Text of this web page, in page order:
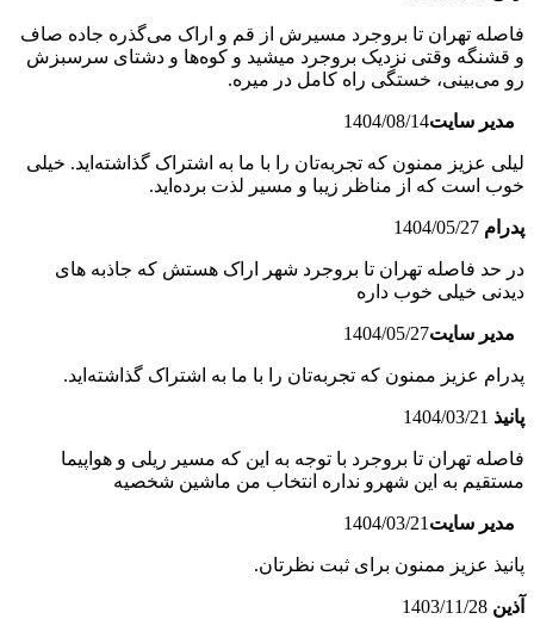
فاصله تهران تا بروجرد مسیرش از قم و اراک می‌گذره جاده صاف
و قشنگه وقتی نزدیک بروجرد میشید و کوه‌ها و دشتای سرسبزش
رو می‌بینی، خستگی راه کامل در میره.
مدیر سایت1404/08/14
لیلی عزیز ممنون که تجربه‌تان را با ما به اشتراک گذاشته‌اید. خیلی
خوب است که از مناظر زیبا و مسیر لذت برده‌اید.
پدرام 1404/05/27
در حد فاصله تهران تا بروجرد شهر اراک هستش که جاذبه های
دیدنی خیلی خوب داره
مدیر سایت1404/05/27
پدرام عزیز ممنون که تجربه‌تان را با ما به اشتراک گذاشته‌اید.
پانیذ 1404/03/21
فاصله تهران تا بروجرد با توجه به این که مسیر ریلی و هواپیما
مستقیم به این شهرو نداره انتخاب من ماشین شخصیه
مدیر سایت 1404/03/21
پانیذ عزیز ممنون برای ثبت نظرتان.
آذین 1403/11/28